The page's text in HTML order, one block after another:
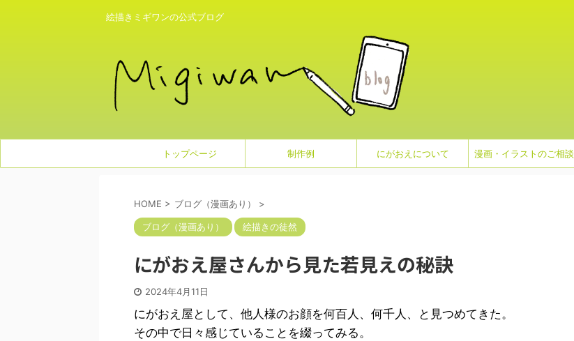
絵描きミギワンの公式ブログ
トップページ 制作例 にがおえについて 漫画・イラストのご相談
HOME > ブログ（漫画あり） >
ブログ（漫画あり） 絵描きの徒然
にがおえ屋さんから見た若見えの秘訣
2024年4月11日
にがおえ屋として、他人様のお顔を何百人、何千人、と見つめてきた。
その中で日々感じていることを綴ってみる。